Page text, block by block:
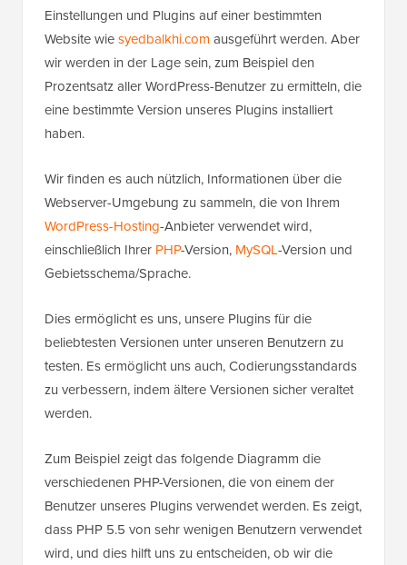
Einstellungen und Plugins auf einer bestimmten
Website wiesyedbalkhi.com ausgeführt werden. Aber
wir werden in der Lage sein, zum Beispiel den
Prozentsatz aller WordPress-Benutzer zu ermitteln, die
eine bestimmte Version unseres Plugins installiert
haben.
Wir finden es auch nützlich, Informationen über die
Webserver-Umgebung zu sammeln, die von Ihrem
WordPress-Hosting-Anbieter verwendet wird,
einschließlich Ihrer PHP-Version, MySQL-Version und
Gebietsschema/Sprache.
Dies ermöglicht es uns, unsere Plugins für die
beliebtesten Versionen unter unseren Benutzern zu
testen. Es ermöglicht uns auch, Codierungsstandards
zu verbessern, indem ältere Versionen sicher veraltet
werden.
Zum Beispiel zeigt das folgende Diagramm die
verschiedenen PHP-Versionen, die von einem der
Benutzer unseres Plugins verwendet werden. Es zeigt,
dass PHP 5.5 von sehr wenigen Benutzern verwendet
wird, und dies hilft uns zu entscheiden, ob wir die